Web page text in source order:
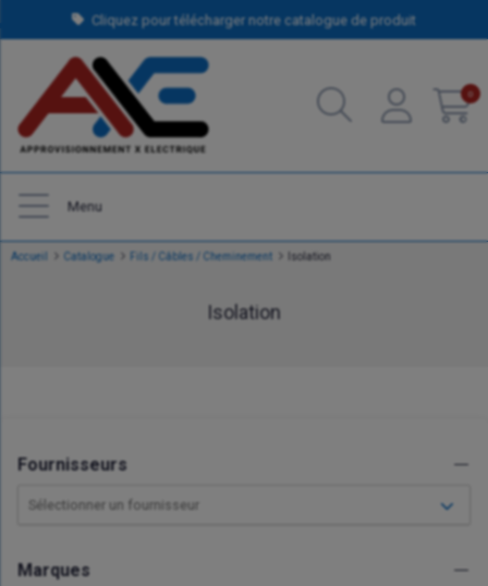
Cliquez pour télécharger notre catalogue de produit
0
Menu
Accueil Catalogue Fils / Câbles / Cheminement Isolation
Isolation
Fournisseurs
Sélectionner un fournisseur
Marques